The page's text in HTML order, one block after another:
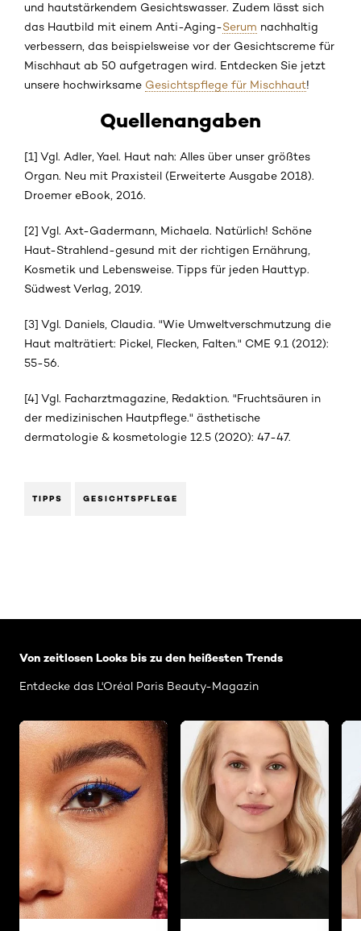
und hautstärkendem Gesichtswasser. Zudem lässt sich
das Hautbild mit einem Anti-Aging-Serum nachhaltig
verbessern, das beispielsweise vor der Gesichtscreme für
Mischhaut ab 50 aufgetragen wird. Entdecken Sie jetzt
unsere hochwirksame Gesichtspflege für Mischhaut!
Quellenangaben
[1] Vgl. Adler, Yael. Haut nah: Alles über unser größtes
Organ. Neu mit Praxisteil (Erweiterte Ausgabe 2018).
Droemer eBook, 2016.
[2] Vgl. Axt-Gadermann, Michaela. Natürlich! Schöne
Haut-Strahlend-gesund mit der richtigen Ernährung,
Kosmetik und Lebensweise. Tipps für jeden Hauttyp.
Südwest Verlag, 2019.
[3] Vgl. Daniels, Claudia. "Wie Umweltverschmutzung die
Haut malträtiert: Pickel, Flecken, Falten." CME 9.1 (2012):
55-56.
[4] Vgl. Facharztmagazine, Redaktion. "Fruchtsäuren in
der medizinischen Hautpflege." ästhetische
dermatologie & kosmetologie 12.5 (2020): 47-47.
TIPPS GESICHTSPFLEGE
Von zeitlosen Looks bis zu den heißesten Trends
Entdecke das L'Oréal Paris Beauty-Magazin